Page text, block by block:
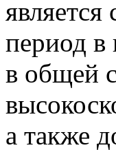
период в
в общей
а также